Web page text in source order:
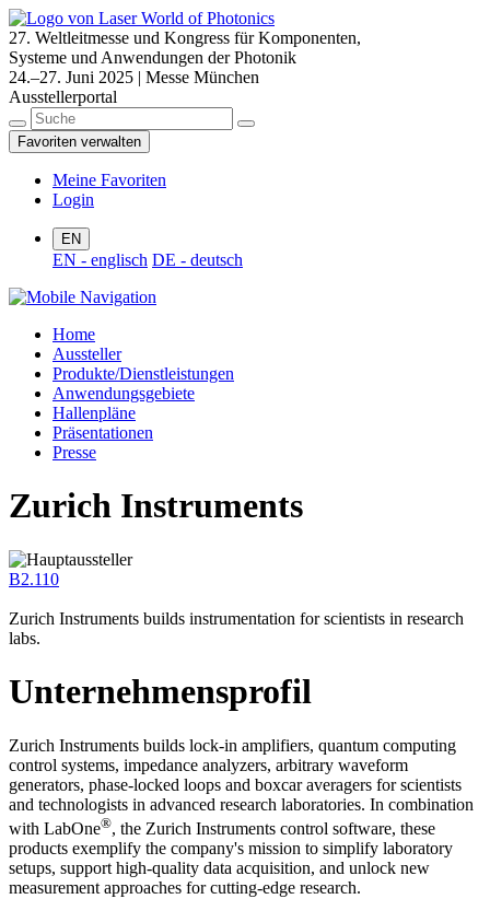
27. Weltleitmesse und Kongress für Komponenten,
Systeme und Anwendungen der Photonik
24.–27. Juni 2025 | Messe München
Ausstellerportal
Favoriten verwalten
Meine Favoriten
Login
EN
EN - englisch DE - deutsch
Home
Aussteller
Produkte/Dienstleistungen
Anwendungsgebiete
Hallenpläne
Präsentationen
Presse
Zurich Instruments
B2.110
Zurich Instruments builds instrumentation for scientists in research
labs.
Unternehmensprofil
Zurich Instruments builds lock-in amplifiers, quantum computing
control systems, impedance analyzers, arbitrary waveform
generators, phase-locked loops and boxcar averagers for scientists
and technologists in advanced research laboratories. In combination
with LabOne®, the Zurich Instruments control software, these
products exemplify the company's mission to simplify laboratory
setups, support high-quality data acquisition, and unlock new
measurement approaches for cutting-edge research.